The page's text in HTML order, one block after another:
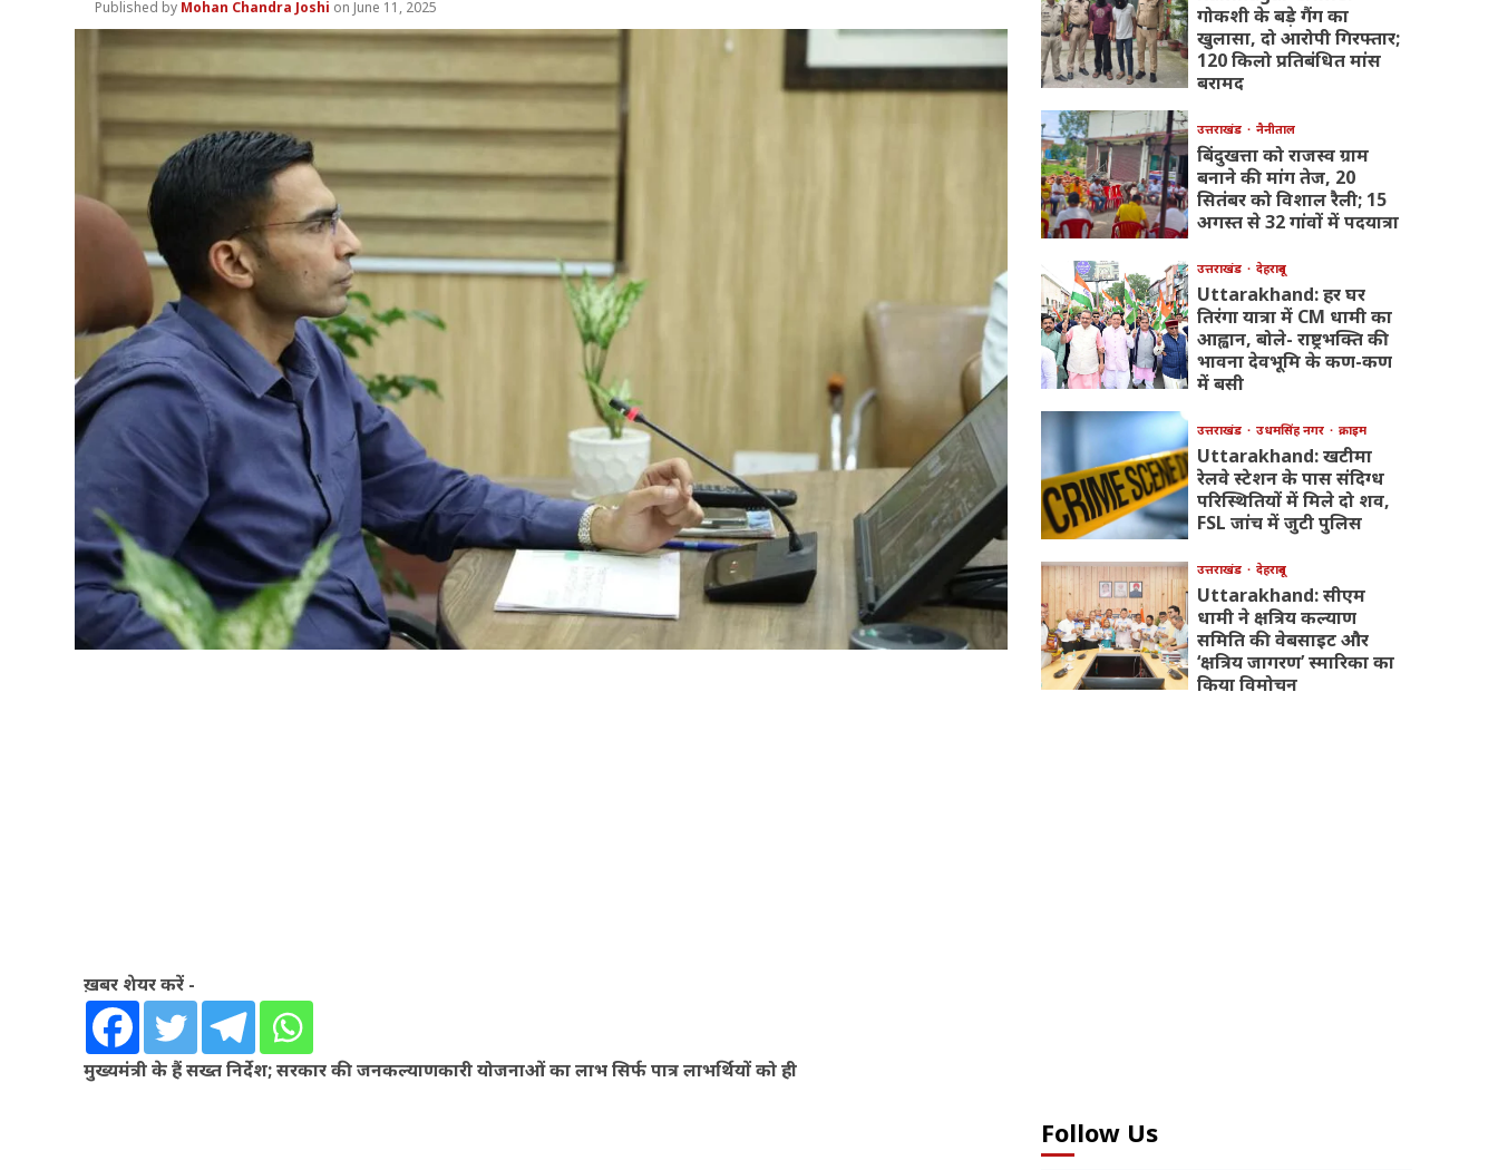
Mohan Chandra Joshi June 11, 2025
ख़बर शेयर करें -
मुख्यमंत्री के हैं सख्त निर्देश; सरकार की जनकल्याणकारी योजनाओं का लाभ सिर्फ पात्र लाभर्थियों को ही
गोकशी के बड़े गैंग का
खुलासा, दो आरोपी गिरफ्तार;
120 किलो प्रतिबंधित मांस
बरामद
उत्तराखंड नैनीताल
बिंदुखत्ता को राजस्व ग्राम
बनाने की मांग तेज, 20
सितंबर को विशाल रैली; 15
अगस्त से 32 गांवों में पदयात्रा
उत्तराखंड देहरादून
Uttarakhand: हर घर
तिरंगा यात्रा में CM धामी का
आह्वान, बोले- राष्ट्रभक्ति की
भावना देवभूमि के कण-कण
में बसी
उत्तराखंड उधमसिंह नगर क्राइम
Uttarakhand: खटीमा
रेलवे स्टेशन के पास संदिग्ध
परिस्थितियों में मिले दो शव,
FSL जांच में जुटी पुलिस
उत्तराखंड देहरादून
Uttarakhand: सीएम
धामी ने क्षत्रिय कल्याण
समिति की वेबसाइट और
‘क्षत्रिय जागरण’ स्मारिका का
किया विमोचन
Follow Us